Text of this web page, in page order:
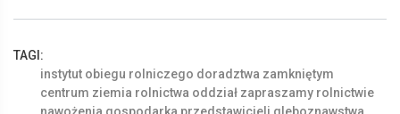
TAGI:
instytut obiegu rolniczego doradztwa zamkniętym
centrum ziemia rolnictwa oddział zapraszamy rolnictwie